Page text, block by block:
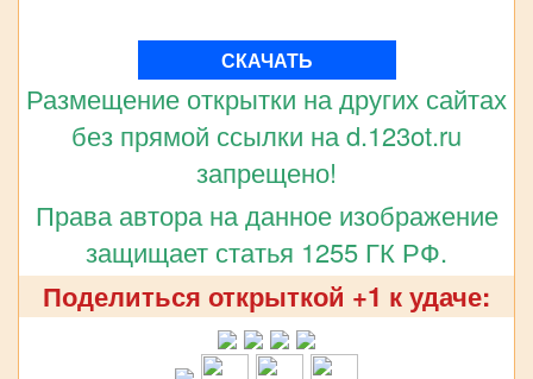
СКАЧАТЬ
Размещение открытки на других сайтах
без прямой ссылки на d.123ot.ru
запрещено!
Права автора на данное изображение
защищает статья 1255 ГК РФ.
Поделиться открыткой +1 к удаче: